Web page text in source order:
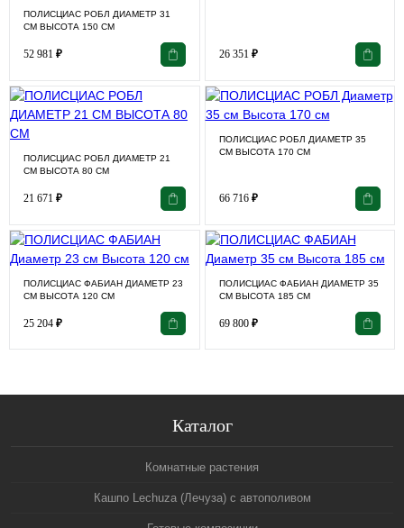
ПОЛИСЦИАС РОБЛ ДИАМЕТР 31
СМ ВЫСОТА 150 СМ
52 981 ₽ 26 351 ₽
ПОЛИСЦИАС РОБЛ ДИАМЕТР 21
СМ ВЫСОТА 80 СМ
21 671 ₽
ПОЛИСЦИАС РОБЛ ДИАМЕТР 35
СМ ВЫСОТА 170 СМ
66 716 ₽
ПОЛИСЦИАС ФАБИАН ДИАМЕТР 23
СМ ВЫСОТА 120 СМ
25 204 ₽
ПОЛИСЦИАС ФАБИАН ДИАМЕТР 35
СМ ВЫСОТА 185 СМ
69 800 ₽
Каталог
Комнатные растения
Кашпо Lechuza (Лечуза) с автополивом